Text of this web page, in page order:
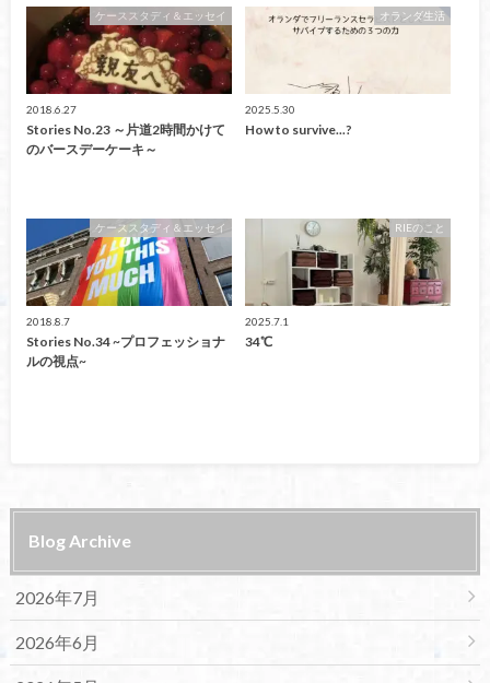
ケーススタディ＆エッセイ
2018.6.27
Stories No.23 ～片道2時間かけて
のバースデーケーキ～
オランダ生活
2025.5.30
How to survive...?
ケーススタディ＆エッセイ
2018.8.7
Stories No.34 ~プロフェッショナ
ルの視点~
RIEのこと
2025.7.1
34℃
Blog Archive
2026年7月
2026年6月